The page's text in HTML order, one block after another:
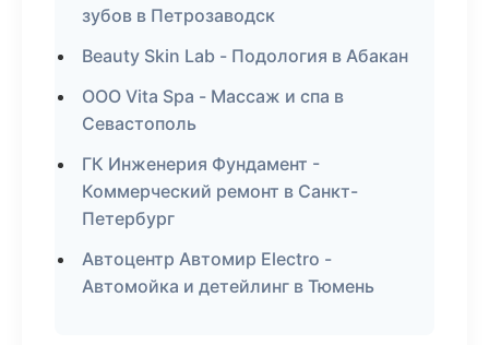
зубов в Петрозаводск
Beauty Skin Lab - Подология в Абакан
ООО Vita Spa - Массаж и спа в
Севастополь
ГК Инженерия Фундамент -
Коммерческий ремонт в Санкт-
Петербург
Автоцентр Автомир Electro -
Автомойка и детейлинг в Тюмень